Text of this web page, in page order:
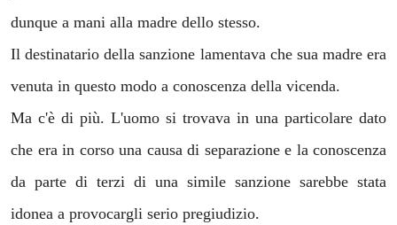
dunque a mani alla madre dello stesso.
Il destinatario della sanzione lamentava che sua madre era
venuta in questo modo a conoscenza della vicenda.
Ma c'è di più. L'uomo si trovava in una particolare dato
che era in corso una causa di separazione e la conoscenza
da parte di terzi di una simile sanzione sarebbe stata
idonea a provocargli serio pregiudizio.